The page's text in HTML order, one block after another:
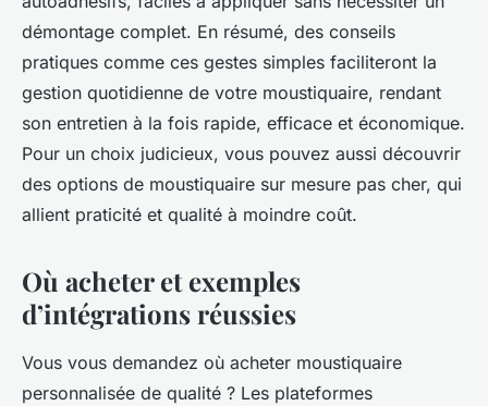
démontage complet. En résumé, des conseils
pratiques comme ces gestes simples faciliteront la
gestion quotidienne de votre moustiquaire, rendant
son entretien à la fois rapide, efficace et économique.
Pour un choix judicieux, vous pouvez aussi découvrir
des options de moustiquaire sur mesure pas cher, qui
allient praticité et qualité à moindre coût.
Où acheter et exemples
d’intégrations réussies
Vous vous demandez où acheter moustiquaire
personnalisée de qualité ? Les plateformes